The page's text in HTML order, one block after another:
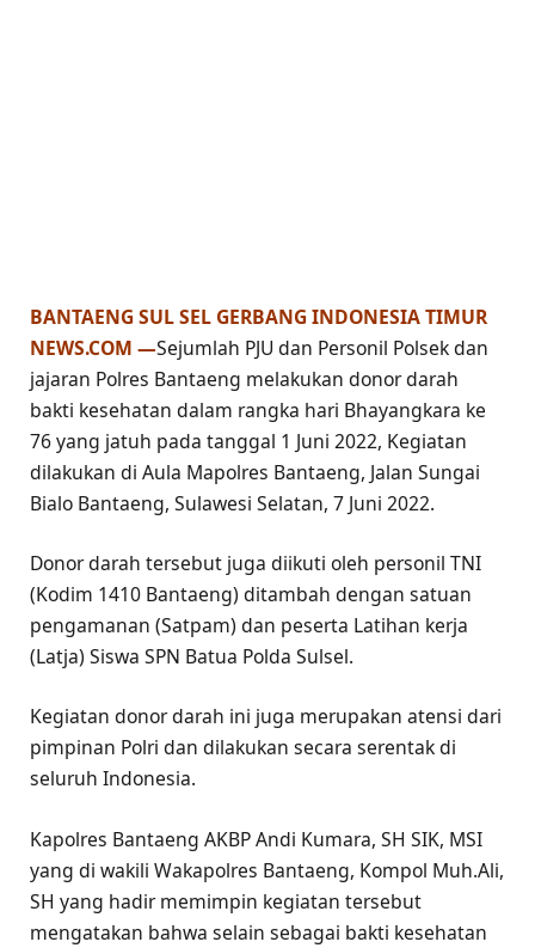
BANTAENG SUL SEL GERBANG INDONESIA TIMUR
NEWS.COM —Sejumlah PJU dan Personil Polsek dan
jajaran Polres Bantaeng melakukan donor darah
bakti kesehatan dalam rangka hari Bhayangkara ke
76 yang jatuh pada tanggal 1 Juni 2022, Kegiatan
dilakukan di Aula Mapolres Bantaeng, Jalan Sungai
Bialo Bantaeng, Sulawesi Selatan, 7 Juni 2022.
Donor darah tersebut juga diikuti oleh personil TNI
(Kodim 1410 Bantaeng) ditambah dengan satuan
pengamanan (Satpam) dan peserta Latihan kerja
(Latja) Siswa SPN Batua Polda Sulsel.
Kegiatan donor darah ini juga merupakan atensi dari
pimpinan Polri dan dilakukan secara serentak di
seluruh Indonesia.
Kapolres Bantaeng AKBP Andi Kumara, SH SIK, MSI
yang di wakili Wakapolres Bantaeng, Kompol Muh.Ali,
SH yang hadir memimpin kegiatan tersebut
mengatakan bahwa selain sebagai bakti kesehatan